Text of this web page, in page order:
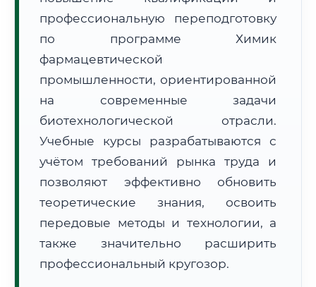
Расчет логистики оригиналов:
~2 457 км
• Экспресс-доставка СДЭК / Почтой:4–6 рабочих дней
📜 Документы и аккредитация
🔍Нажмите на документ для увеличения и просмотра
профессиональную переподготовку
по программе Химик
фармацевтической
промышленности, ориентированной
на современные задачи
биотехнологической отрасли.
Учебные курсы разрабатываются с
учётом требований рынка труда и
позволяют эффективно обновить
теоретические знания, освоить
передовые методы и технологии, а
также значительно расширить
профессиональный кругозор.